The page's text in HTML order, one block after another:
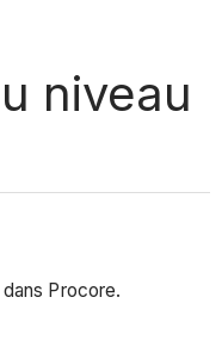
niveau
Procore.